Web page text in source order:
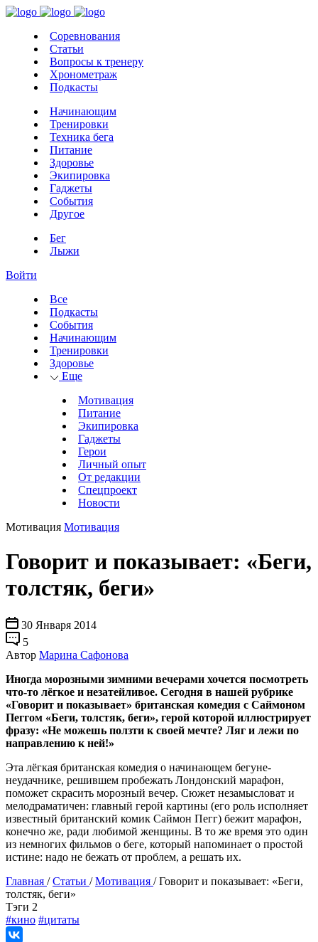
Соревнования
Статьи
Вопросы к тренеру
Хронометраж
Подкасты
Начинающим
Тренировки
Техника бега
Питание
Здоровье
Экипировка
Гаджеты
События
Другое
Бег
Лыжи
Войти
Все
Подкасты
События
Начинающим
Тренировки
Здоровье
Еще
Мотивация
Питание
Экипировка
Гаджеты
Герои
Личный опыт
От редакции
Спецпроект
Новости
Мотивация Мотивация
Говорит и показывает: «Беги,
толстяк, беги»
30 Января 2014
5
Автор Марина Сафонова
Иногда морозными зимними вечерами хочется посмотреть
что-то лёгкое и незатейливое. Сегодня в нашей рубрике
«Говорит и показывает» британская комедия с Саймоном
Пеггом «Беги, толстяк, беги», герой которой иллюстрирует
фразу: «Не можешь ползти к своей мечте? Ляг и лежи по
направлению к ней!»
Эта лёгкая британская комедия о начинающем бегуне-
неудачнике, решившем пробежать Лондонский марафон,
поможет скрасить морозный вечер. Сюжет незамысловат и
мелодраматичен: главный герой картины (его роль исполняет
известный британский комик Саймон Пегг) бежит марафон,
конечно же, ради любимой женщины. В то же время это один
из немногих фильмов о беге, который напоминает о простой
истине: надо не бежать от проблем, а решать их.
Главная /Статьи /Мотивация /Говорит и показывает: «Беги,
толстяк, беги»
Tэги 2
#кино #цитаты